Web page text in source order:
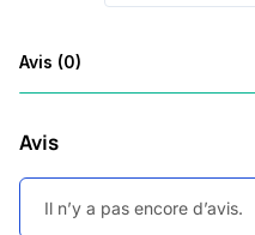
Avis (0)
Avis
Il n’y a pas encore d’avis.